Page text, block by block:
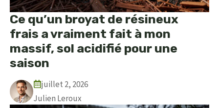
Ce qu’un broyat de résineux
frais a vraiment fait à mon
massif, sol acidifié pour une
saison
juillet 2, 2026
Julien Leroux